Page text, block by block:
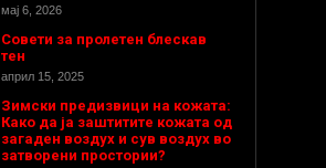
мај 6, 2026
Совети за пролетен блескав
тен
април 15, 2025
Зимски предизвици на кожата:
Како да ја заштитите кожата од
загаден воздух и сув воздух во
затворени простории?